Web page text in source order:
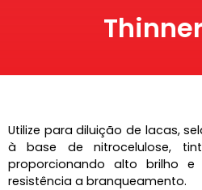
Utilize para diluição de lacas,
à base de nitrocelulose,
proporcionando alto brilho
resistência a branqueamento.